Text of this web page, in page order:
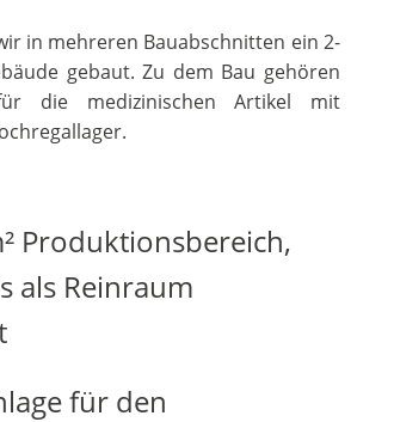
in mehreren Bauabschnitten ein 2-
gebaut. Zu dem Bau gehören
die medizinischen Artikel mit
Produktionsbereich,
als Reinraum
für den